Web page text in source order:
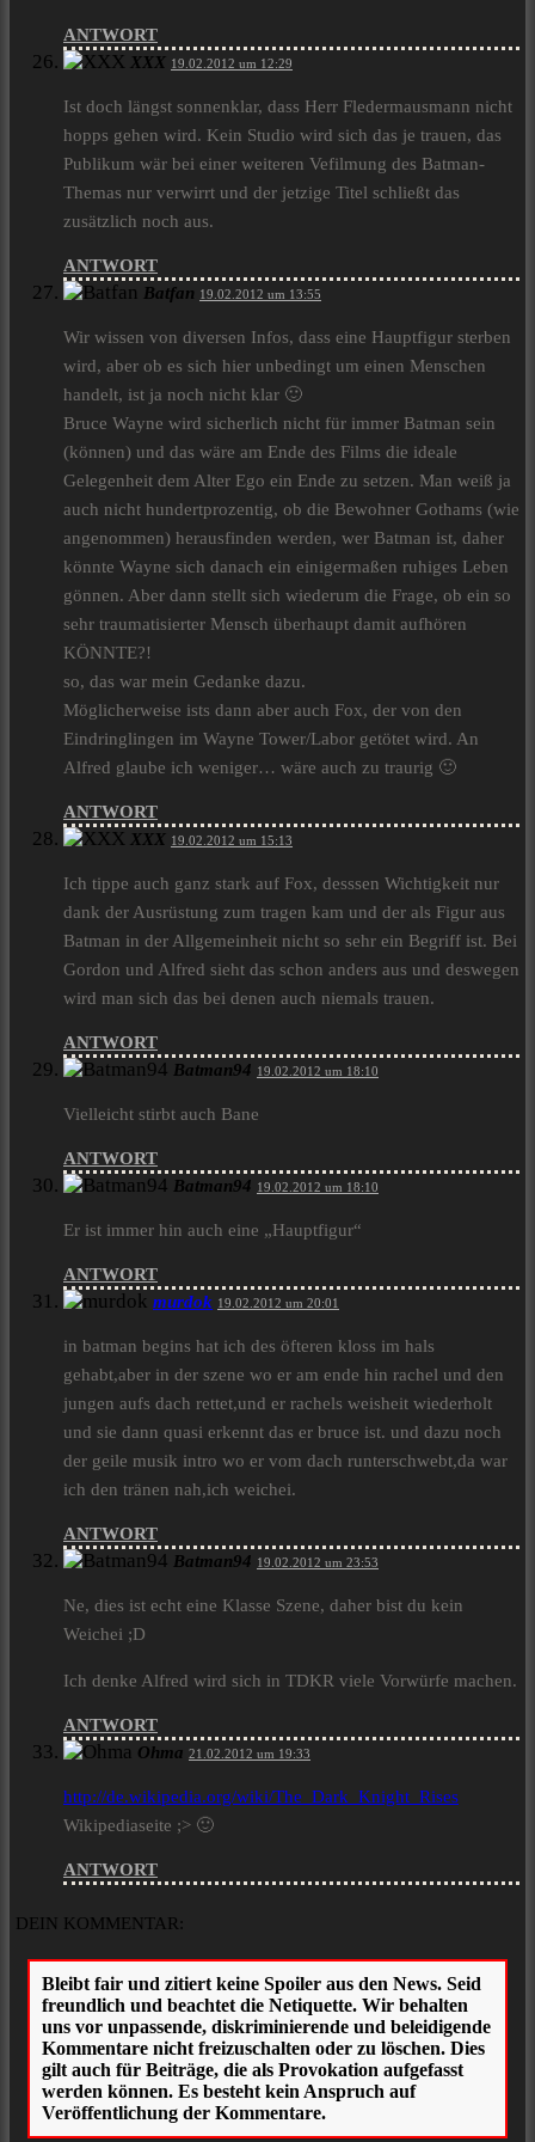
ANTWORT
XXX 19.02.2012 um 12:29
Ist doch längst sonnenklar, dass Herr Fledermausmann nicht
hopps gehen wird. Kein Studio wird sich das je trauen, das
Publikum wär bei einer weiteren Vefilmung des Batman-
Themas nur verwirrt und der jetzige Titel schließt das
zusätzlich noch aus.
ANTWORT
Batfan 19.02.2012 um 13:55
Wir wissen von diversen Infos, dass eine Hauptfigur sterben
wird, aber ob es sich hier unbedingt um einen Menschen
handelt, ist ja noch nicht klar 🙂
Bruce Wayne wird sicherlich nicht für immer Batman sein
(können) und das wäre am Ende des Films die ideale
Gelegenheit dem Alter Ego ein Ende zu setzen. Man weiß ja
auch nicht hundertprozentig, ob die Bewohner Gothams (wie
angenommen) herausfinden werden, wer Batman ist, daher
könnte Wayne sich danach ein einigermaßen ruhiges Leben
gönnen. Aber dann stellt sich wiederum die Frage, ob ein so
sehr traumatisierter Mensch überhaupt damit aufhören
KÖNNTE?!
so, das war mein Gedanke dazu.
Möglicherweise ists dann aber auch Fox, der von den
Eindringlingen im Wayne Tower/Labor getötet wird. An
Alfred glaube ich weniger… wäre auch zu traurig 🙂
ANTWORT
XXX 19.02.2012 um 15:13
Ich tippe auch ganz stark auf Fox, desssen Wichtigkeit nur
dank der Ausrüstung zum tragen kam und der als Figur aus
Batman in der Allgemeinheit nicht so sehr ein Begriff ist. Bei
Gordon und Alfred sieht das schon anders aus und deswegen
wird man sich das bei denen auch niemals trauen.
ANTWORT
Batman94 19.02.2012 um 18:10
Vielleicht stirbt auch Bane
ANTWORT
Batman94 19.02.2012 um 18:10
Er ist immer hin auch eine „Hauptfigur“
ANTWORT
murdok 19.02.2012 um 20:01
in batman begins hat ich des öfteren kloss im hals
gehabt,aber in der szene wo er am ende hin rachel und den
jungen aufs dach rettet,und er rachels weisheit wiederholt
und sie dann quasi erkennt das er bruce ist. und dazu noch
der geile musik intro wo er vom dach runterschwebt,da war
ich den tränen nah,ich weichei.
ANTWORT
Batman94 19.02.2012 um 23:53
Ne, dies ist echt eine Klasse Szene, daher bist du kein
Weichei ;D
Ich denke Alfred wird sich in TDKR viele Vorwürfe machen.
ANTWORT
Ohma 21.02.2012 um 19:33
http://de.wikipedia.org/wiki/The_Dark_Knight_Rises
Wikipediaseite ;> 🙂
ANTWORT
DEIN KOMMENTAR: